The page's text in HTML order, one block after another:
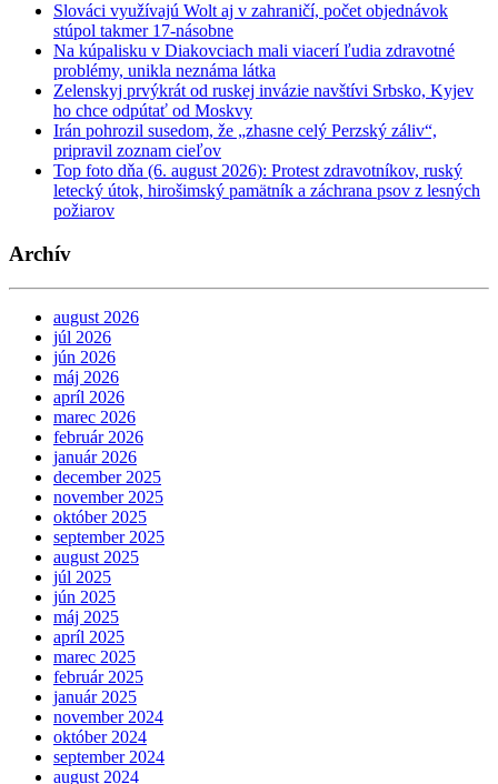
Slováci využívajú Wolt aj v zahraničí, počet objednávok
stúpol takmer 17-násobne
Na kúpalisku v Diakovciach mali viacerí ľudia zdravotné
problémy, unikla neznáma látka
Zelenskyj prvýkrát od ruskej invázie navštívi Srbsko, Kyjev
ho chce odpútať od Moskvy
Irán pohrozil susedom, že „zhasne celý Perzský záliv“,
pripravil zoznam cieľov
Top foto dňa (6. august 2026): Protest zdravotníkov, ruský
letecký útok, hirošimský pamätník a záchrana psov z lesných
požiarov
Archív
august 2026
júl 2026
jún 2026
máj 2026
apríl 2026
marec 2026
február 2026
január 2026
december 2025
november 2025
október 2025
september 2025
august 2025
júl 2025
jún 2025
máj 2025
apríl 2025
marec 2025
február 2025
január 2025
november 2024
október 2024
september 2024
august 2024